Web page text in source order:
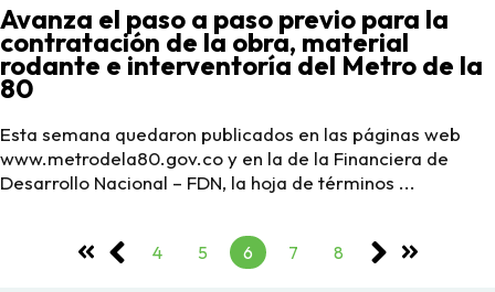
Avanza el paso a paso previo para la
contratación de la obra, material
rodante e interventoría del Metro de la
80
Esta semana quedaron publicados en las páginas web
www.metrodela80.gov.co y en la de la Financiera de
Desarrollo Nacional – FDN, la hoja de términos ...
4 5 6 7 8